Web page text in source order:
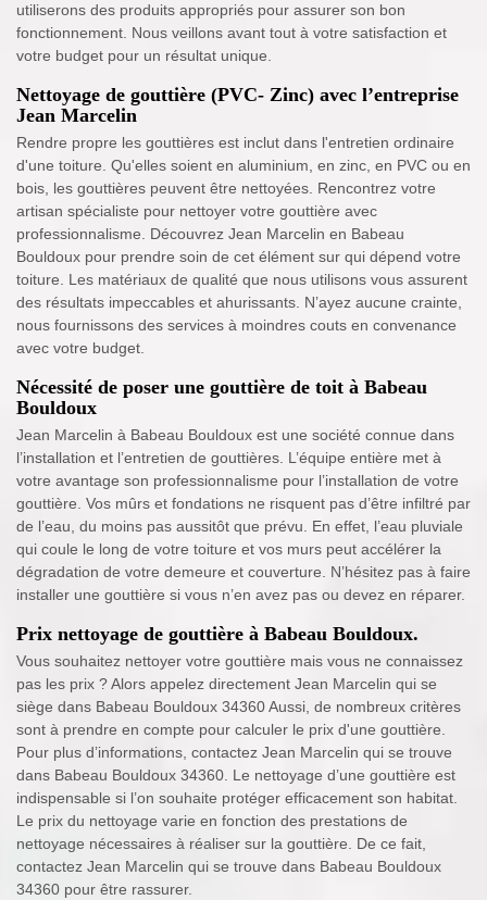
utiliserons des produits appropriés pour assurer son bon
fonctionnement. Nous veillons avant tout à votre satisfaction et
votre budget pour un résultat unique.
Nettoyage de gouttière (PVC- Zinc) avec l’entreprise
Jean Marcelin
Rendre propre les gouttières est inclut dans l'entretien ordinaire
d'une toiture. Qu'elles soient en aluminium, en zinc, en PVC ou en
bois, les gouttières peuvent être nettoyées. Rencontrez votre
artisan spécialiste pour nettoyer votre gouttière avec
professionnalisme. Découvrez Jean Marcelin en Babeau
Bouldoux pour prendre soin de cet élément sur qui dépend votre
toiture. Les matériaux de qualité que nous utilisons vous assurent
des résultats impeccables et ahurissants. N’ayez aucune crainte,
nous fournissons des services à moindres couts en convenance
avec votre budget.
Nécessité de poser une gouttière de toit à Babeau
Bouldoux
Jean Marcelin à Babeau Bouldoux est une société connue dans
l’installation et l’entretien de gouttières. L’équipe entière met à
votre avantage son professionnalisme pour l’installation de votre
gouttière. Vos mûrs et fondations ne risquent pas d’être infiltré par
de l’eau, du moins pas aussitôt que prévu. En effet, l’eau pluviale
qui coule le long de votre toiture et vos murs peut accélérer la
dégradation de votre demeure et couverture. N’hésitez pas à faire
installer une gouttière si vous n’en avez pas ou devez en réparer.
Prix nettoyage de gouttière à Babeau Bouldoux.
Vous souhaitez nettoyer votre gouttière mais vous ne connaissez
pas les prix ? Alors appelez directement Jean Marcelin qui se
siège dans Babeau Bouldoux 34360 Aussi, de nombreux critères
sont à prendre en compte pour calculer le prix d'une gouttière.
Pour plus d’informations, contactez Jean Marcelin qui se trouve
dans Babeau Bouldoux 34360. Le nettoyage d’une gouttière est
indispensable si l’on souhaite protéger efficacement son habitat.
Le prix du nettoyage varie en fonction des prestations de
nettoyage nécessaires à réaliser sur la gouttière. De ce fait,
contactez Jean Marcelin qui se trouve dans Babeau Bouldoux
34360 pour être rassurer.